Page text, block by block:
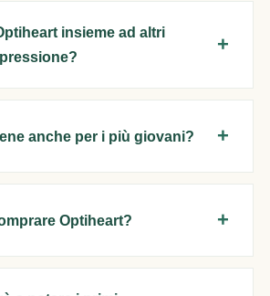
insieme ad altri
anche per i più giovani?
Optiheart?